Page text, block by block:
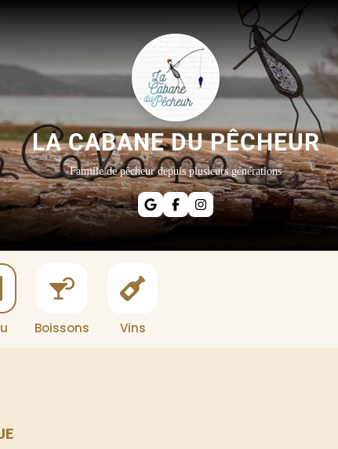
LA CABANE DU PÊCHEUR
Famille de pêcheur depuis plusieurs générations
Boissons Vins